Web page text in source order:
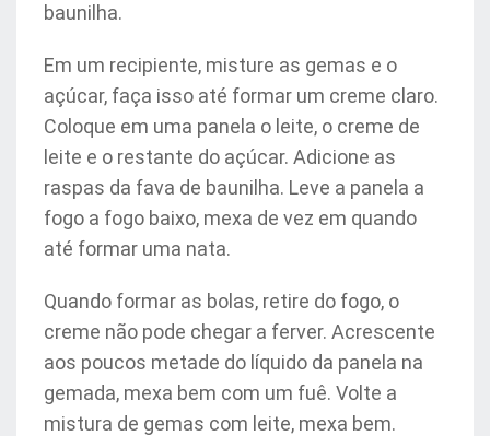
baunilha.
Em um recipiente, misture as gemas e o
açúcar, faça isso até formar um creme claro.
Coloque em uma panela o leite, o creme de
leite e o restante do açúcar. Adicione as
raspas da fava de baunilha. Leve a panela a
fogo a fogo baixo, mexa de vez em quando
até formar uma nata.
Quando formar as bolas, retire do fogo, o
creme não pode chegar a ferver. Acrescente
aos poucos metade do líquido da panela na
gemada, mexa bem com um fuê. Volte a
mistura de gemas com leite, mexa bem.